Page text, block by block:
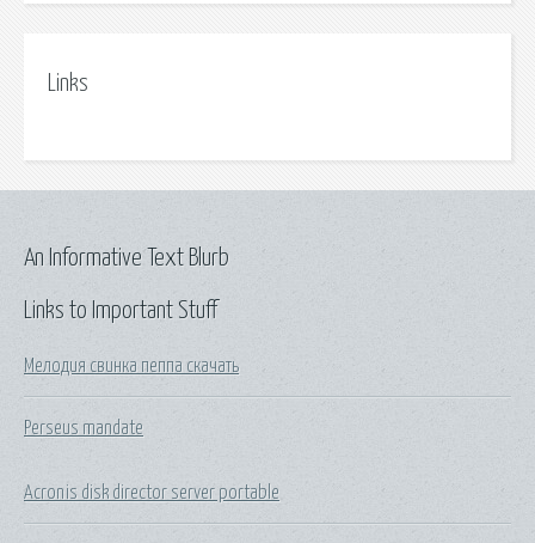
Links
Links to Important Stuff
Мелодия свинка пеппа скачать
Perseus mandate
Acronis disk director server portable
An Informative Text Blurb